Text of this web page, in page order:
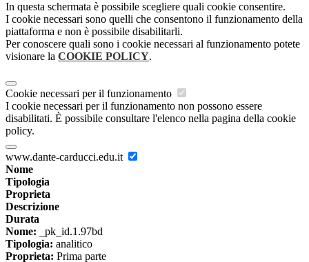
In questa schermata è possibile scegliere quali cookie consentire.
I cookie necessari sono quelli che consentono il funzionamento della
piattaforma e non è possibile disabilitarli.
Per conoscere quali sono i cookie necessari al funzionamento potete
visionare la COOKIE POLICY.
Cookie necessari per il funzionamento
I cookie necessari per il funzionamento non possono essere
disabilitati. È possibile consultare l'elenco nella pagina della cookie
policy.
www.dante-carducci.edu.it
Nome
Tipologia
Proprieta
Descrizione
Durata
Nome: _pk_id.1.97bd
Tipologia: analitico
Proprieta: Prima parte